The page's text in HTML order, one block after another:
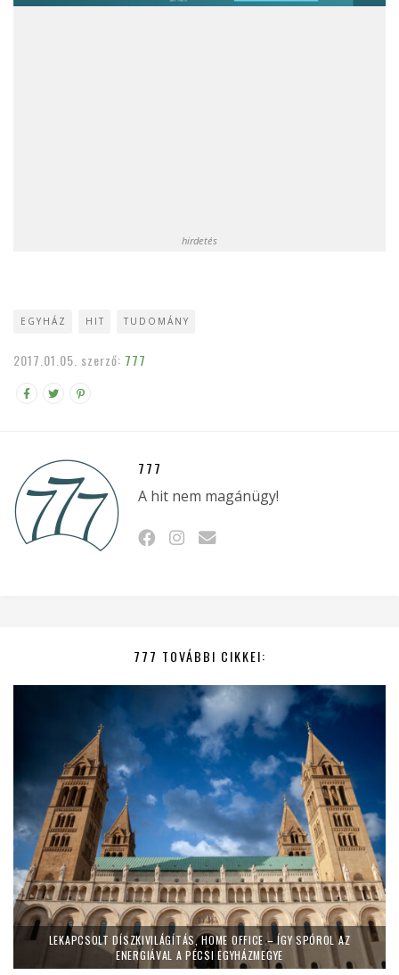
hirdetés
EGYHÁZ HIT TUDOMÁNY
2017.01.05. szerző: 777
777
A hit nem magánügy!
777 TOVÁBBI CIKKEI:
LEKAPCSOLT DÍSZKIVILÁGÍTÁS, HOME OFFICE – ÍGY SPÓROL AZ
ENERGIÁVAL A PÉCSI EGYHÁZMEGYE